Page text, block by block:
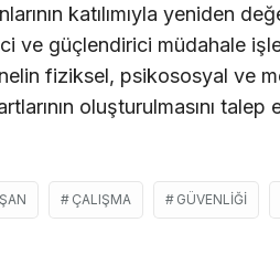
katılımıyla yeniden
ve güçlendirici müdahale
fiziksel, psikososyal ve
oluşturulmasını talep
ÇALIŞMA GÜVENLIĞI